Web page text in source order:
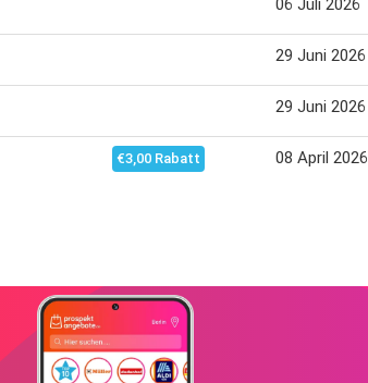
06 Juli 2026
29 Juni 2026
29 Juni 2026
€3,00 Rabatt 08 April 2026